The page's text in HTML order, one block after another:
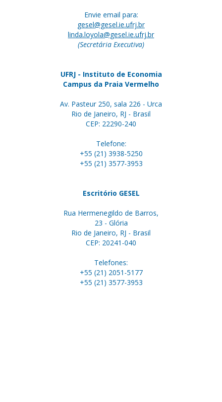
Envie email para:
gesel@gesel.ie.ufrj.br
linda.loyola@gesel.ie.ufrj.br
(Secretária Executiva)
UFRJ - Instituto de Economia
Campus da Praia Vermelho
Av. Pasteur 250, sala 226 - Urca
Rio de Janeiro, RJ - Brasil
CEP: 22290-240
Telefone:
+55 (21) 3938-5250
+55 (21) 3577-3953
Escritório GESEL
Rua Hermenegildo de Barros,
23 - Glória
Rio de Janeiro, RJ - Brasil
CEP: 20241-040
Telefones:
+55 (21) 2051-5177
+55 (21) 3577-3953